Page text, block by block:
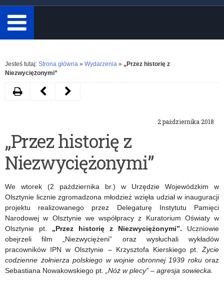
minimum
3
znaki.
Rozwiń
Jesteś tutaj: Strona główna » Wydarzenia » „Przez historię z
Niezwyciężonymi”
2 października 2018
„Przez historię z
Niezwyciężonymi”
We wtorek (2 października br.) w Urzędzie Wojewódzkim w
Olsztynie licznie zgromadzona młodzież wzięła udział w inauguracji
projektu realizowanego przez Delegaturę Instytutu Pamięci
Narodowej w Olsztynie we współpracy z Kuratorium Oświaty w
Olsztynie pt. „Przez historię z Niezwyciężonymi”. Uczniowie
obejrzeli film „Niezwyciężeni” oraz wysłuchali wykładów
pracowników IPN w Olsztynie – Krzysztofa Kierskiego pt.Życie
codzienne żołnierza polskiego w wojnie obronnej 1939 roku oraz
Sebastiana Nowakowskiego pt. „Nóż w plecy” – agresja sowiecka.
DrukujNastępny
„Śladami
polskości
Warmia
i
Mazury
na
drodze
Poprzedni
Pomnika
Brama
Pokoju
w
Ełku